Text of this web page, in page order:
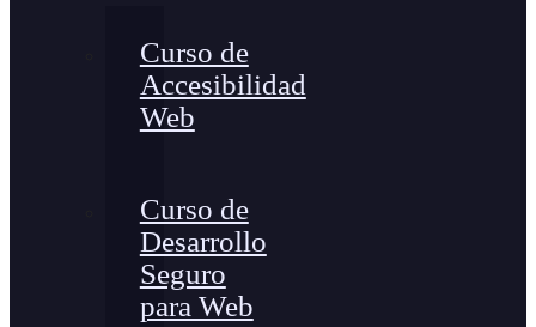
Curso de
Accesibilidad
Web
Curso de
Desarrollo
Seguro
para Web